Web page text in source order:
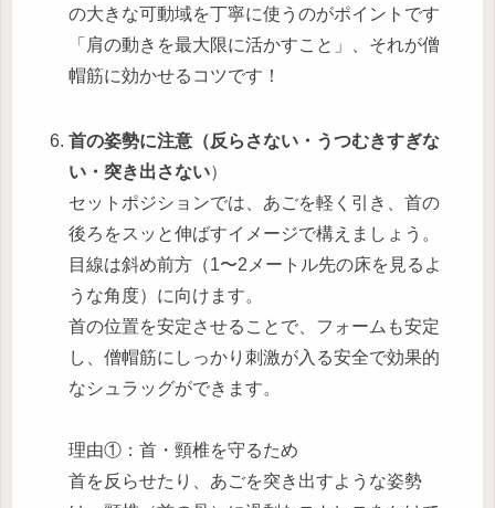
の大きな可動域を丁寧に使うのがポイントです
「肩の動きを最大限に活かすこと」、それが僧
帽筋に効かせるコツです！
首の姿勢に注意（反らさない・うつむきすぎな
い・突き出さない）
セットポジションでは、あごを軽く引き、首の
後ろをスッと伸ばすイメージで構えましょう。
目線は斜め前方（1〜2メートル先の床を見るよ
うな角度）に向けます。
首の位置を安定させることで、フォームも安定
し、僧帽筋にしっかり刺激が入る安全で効果的
なシュラッグができます。
理由①：首・頸椎を守るため
首を反らせたり、あごを突き出すような姿勢